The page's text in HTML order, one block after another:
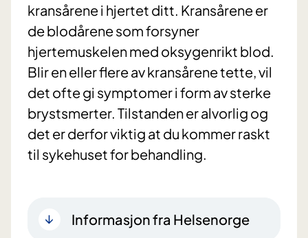
kransårene i hjertet ditt. Kransårene er
de blodårene som forsyner
hjertemuskelen med oksygenrikt blod.
Blir en eller flere av kransårene tette, vil
det ofte gi symptomer i form av sterke
brystsmerter. Tilstanden er alvorlig og
det er derfor viktig at du kommer raskt
til sykehuset for behandling.
Informasjon fra Helsenorge